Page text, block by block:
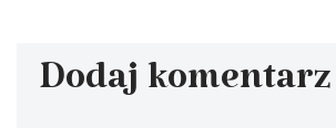
Dodaj komentarz